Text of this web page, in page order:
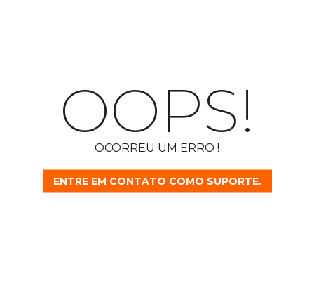
OOPS!
OCORREU UM ERRO !
ENTRE EM CONTATO COMO SUPORTE.